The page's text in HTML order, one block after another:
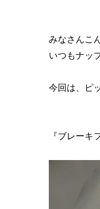
みなさんこ
いつもナッ
今回は、ピ
『ブレーキ